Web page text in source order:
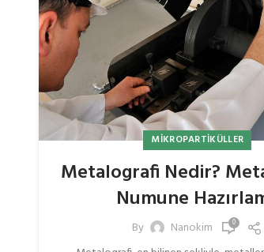
MIKROPARTIKÜLLER
Metalografi Nedir?
Numune
By Nanokim 0